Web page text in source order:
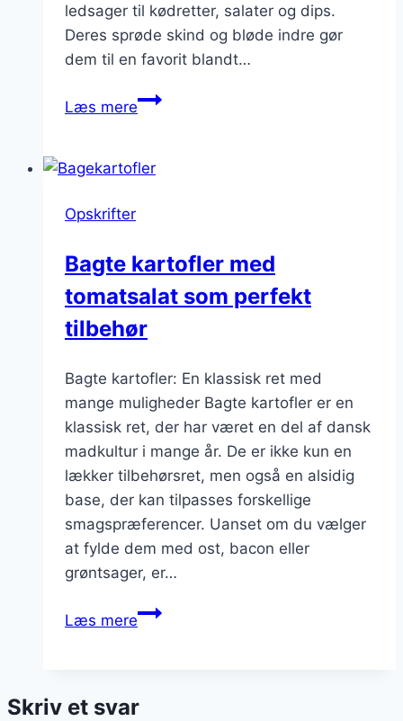
ledsager til kødretter, salater og dips.
Deres sprøde skind og bløde indre gør
dem til en favorit blandt…
Læs mereBagekartofler
i
Opskrifter
Bagte kartofler med
tomatsalat som perfekt
tilbehør
Bagte kartofler: En klassisk ret med
mange muligheder Bagte kartofler er en
klassisk ret, der har været en del af dansk
madkultur i mange år. De er ikke kun en
lækker tilbehørsret, men også en alsidig
base, der kan tilpasses forskellige
smagspræferencer. Uanset om du vælger
at fylde dem med ost, bacon eller
grøntsager, er…
Læs mereBagte
som
Skriv et svar